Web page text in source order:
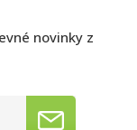
novinky z